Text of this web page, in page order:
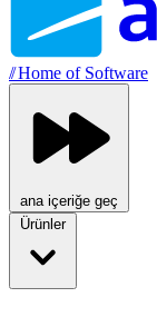
//Home of Software
ana içeriğe geç
Ürünler